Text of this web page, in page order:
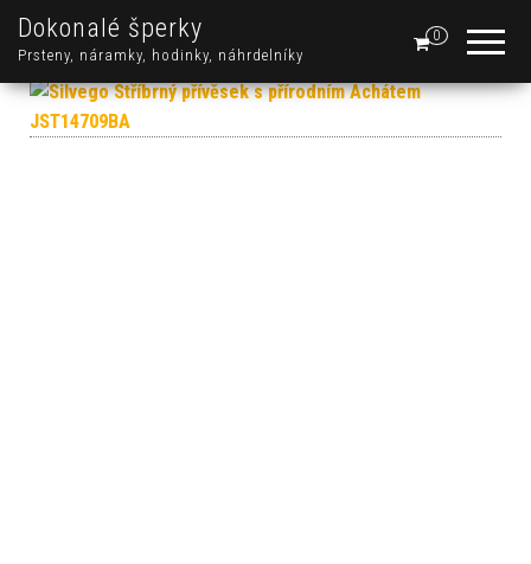
Dokonalé šperky
Prsteny, náramky, hodinky, náhrdelníky
0